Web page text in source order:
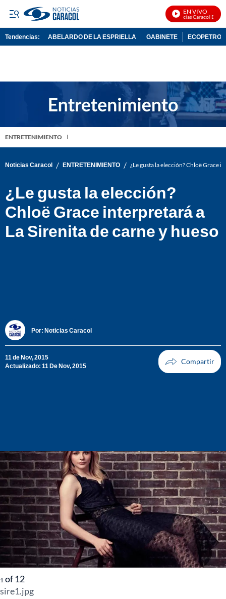
EN VIVO
Noticias Caracol En Vivo
Tendencias: ABELARDO DE LA ESPRIELLA GABINETE ECOPETROL
ENTRETENIMIENTO
Noticias Caracol / ENTRETENIMIENTO / ¿Le gusta la elección? Chloë Grace
¿Le gusta la elección?
Chloë Grace interpretará a
La Sirenita de carne y hueso
Por: Noticias Caracol
11 de Nov, 2015
Actualizado: 11 De Nov, 2015
1 of 12
sire1.jpg